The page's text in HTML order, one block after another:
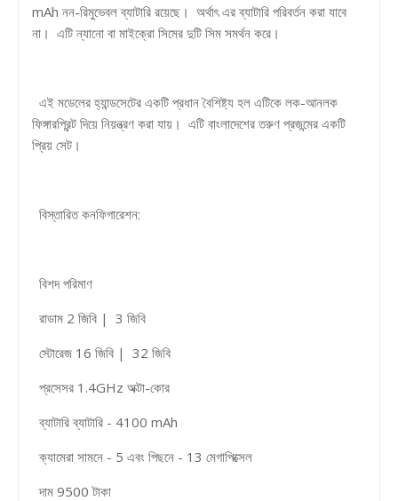
mAh নন-রিমুভেবল ব্যাটারি রয়েছে। অর্থাৎ এর ব্যাটারি পরিবর্তন করা যাবে
না। এটি ন্যানো বা মাইক্রো সিমের দুটি সিম সমর্থন করে।
এই মডেলের হ্যান্ডসেটের একটি প্রধান বৈশিষ্ট্য হল এটিকে লক-আনলক
ফিঙ্গারপ্রিন্ট দিয়ে নিয়ন্ত্রণ করা যায়। এটি বাংলাদেশের তরুণ প্রজন্মের একটি
প্রিয় সেট।
বিস্তারিত কনফিগারেশন:
বিশদ পরিমাণ
রাডাম 2 জিবি | 3 জিবি
স্টোরেজ 16 জিবি | 32 জিবি
প্রসেসর 1.4GHz অক্টা-কোর
ব্যাটারি ব্যাটারি - 4100 mAh
ক্যামেরা সামনে - 5 এবং পিছনে - 13 মেগাপিক্সেল
দাম 9500 টাকা